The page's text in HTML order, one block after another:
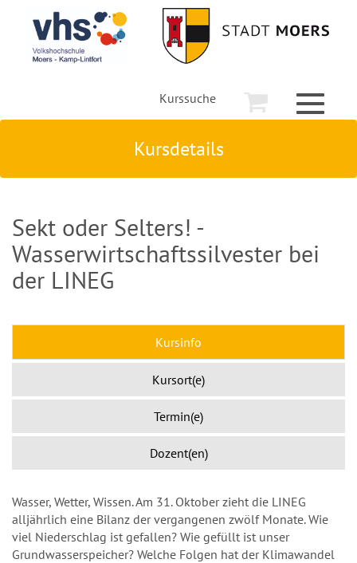
Kurssuche
Toggle
Kursdetails
Sekt oder Selters! -
Wasserwirtschaftssilvester bei
der LINEG
Kursinfo
Kursort(e)
Termin(e)
Dozent(en)
Wasser, Wetter, Wissen. Am 31. Oktober zieht die LINEG
alljährlich eine Bilanz der vergangenen zwölf Monate. Wie
viel Niederschlag ist gefallen? Wie gefüllt ist unser
Grundwasserspeicher? Welche Folgen hat der Klimawandel